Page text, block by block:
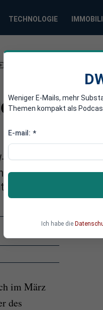
TECHNOLOGIE
Index erreicht den
bevorstehende
im März
des
Weniger E-Mails, mehr
Themen kompakt als
E-mail: *
Ich habe die